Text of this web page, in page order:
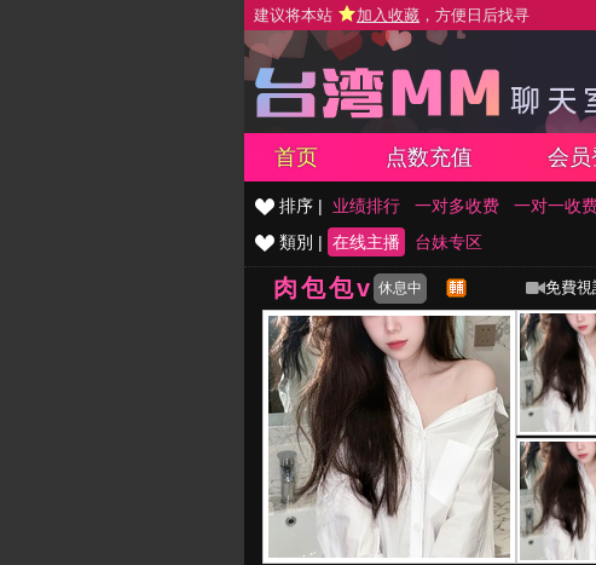
建议将本站 加入收藏 ，方便日后找寻
首页 点数充值 会员
排序 | 业绩排行 一对多收费 一对一收
類別 | 在线主播 台妹专区
肉包包v 休息中 免費視